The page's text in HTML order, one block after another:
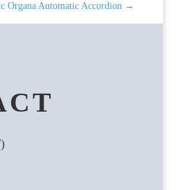
Organa Automatic Accordion →